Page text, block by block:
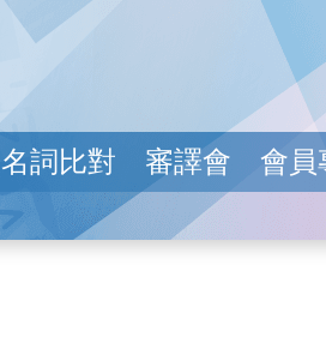
名詞比對 審譯會 會員